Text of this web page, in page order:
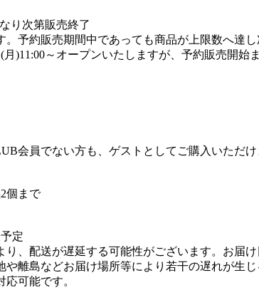
り次第販売終了
予約販売期間中であっても商品が上限数へ達し
)11:00～オープンいたしますが、予約販売開
会員でない方も、ゲストとしてご購入いただけ
個まで
定
、配送が遅延する可能性がございます。お届
離島などお届け場所等により若干の遅れが生
可能です。